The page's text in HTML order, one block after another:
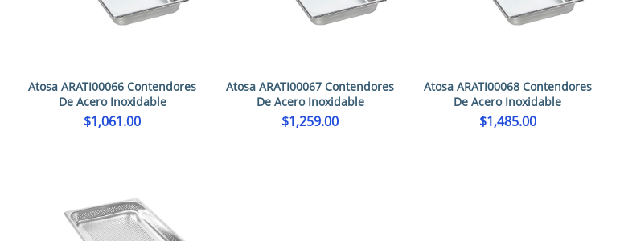
Atosa ARATI00066 Contendores
De Acero Inoxidable
$1,061.00
Atosa ARATI00067 Contendores
De Acero Inoxidable
$1,259.00
Atosa ARATI00068 Contendores
De Acero Inoxidable
$1,485.00